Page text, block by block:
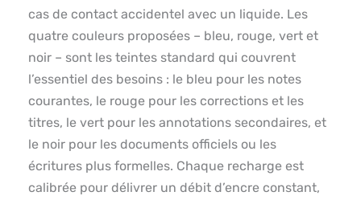
cas de contact accidentel avec un liquide. Les
quatre couleurs proposées – bleu, rouge, vert et
noir – sont les teintes standard qui couvrent
l’essentiel des besoins : le bleu pour les notes
courantes, le rouge pour les corrections et les
titres, le vert pour les annotations secondaires, et
le noir pour les documents officiels ou les
écritures plus formelles. Chaque recharge est
calibrée pour délivrer un débit d’encre constant,